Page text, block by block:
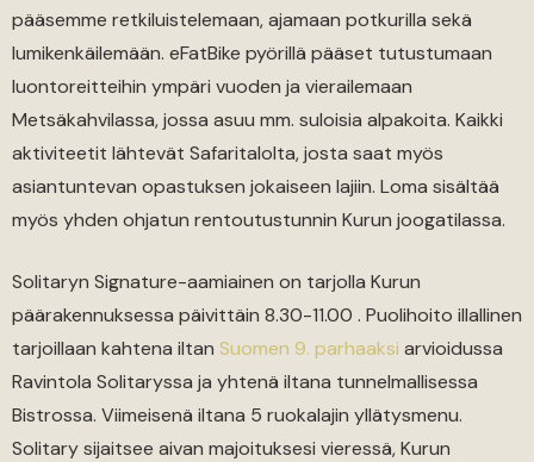
pääsemme retkiluistelemaan, ajamaan potkurilla sekä
lumikenkäilemään. eFatBike pyörillä pääset tutustumaan
luontoreitteihin ympäri vuoden ja vierailemaan
Metsäkahvilassa, jossa asuu mm. suloisia alpakoita. Kaikki
aktiviteetit lähtevät Safaritalolta, josta saat myös
asiantuntevan opastuksen jokaiseen lajiin. Loma sisältää
myös yhden ohjatun rentoutustunnin Kurun joogatilassa.
Solitaryn Signature-aamiainen on tarjolla Kurun
päärakennuksessa päivittäin 8.30-11.00 . Puolihoito illallinen
tarjoillaan kahtena iltan Suomen 9. parhaaksi arvioidussa
Ravintola Solitaryssa ja yhtenä iltana tunnelmallisessa
Bistrossa. Viimeisenä iltana 5 ruokalajin yllätysmenu.
Solitary sijaitsee aivan majoituksesi vieressä, Kurun